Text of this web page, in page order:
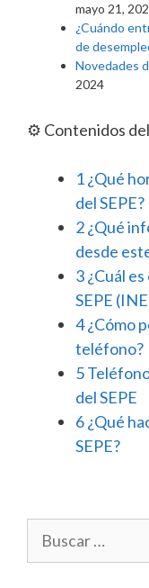
mayo 21,
¿Cuándo
de
Novedades
2024
⚙️ Contenidos
1¿Qué
del SEPE?
2¿Qué
desde
3¿Cuál
SEPE
4¿Cómo
teléfono?
5
del SEPE
6¿Qué
SEPE?